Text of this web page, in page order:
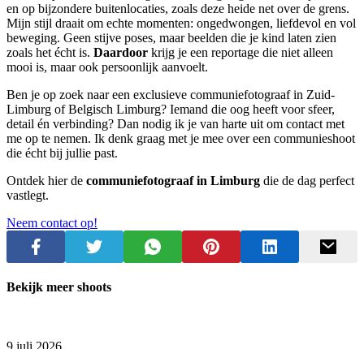
en op bijzondere buitenlocaties, zoals deze heide net over de grens.
Mijn stijl draait om echte momenten: ongedwongen, liefdevol en vol
beweging. Geen stijve poses, maar beelden die je kind laten zien
zoals het écht is. Daardoor krijg je een reportage die niet alleen
mooi is, maar ook persoonlijk aanvoelt.
Ben je op zoek naar een exclusieve communiefotograaf in Zuid-
Limburg of Belgisch Limburg? Iemand die oog heeft voor sfeer,
detail én verbinding? Dan nodig ik je van harte uit om contact met
me op te nemen. Ik denk graag met je mee over een communieshoot
die écht bij jullie past.
Ontdek hier de communiefotograaf in Limburg die de dag perfect
vastlegt.
Neem contact op!
Bekijk meer shoots
9 juli 2026